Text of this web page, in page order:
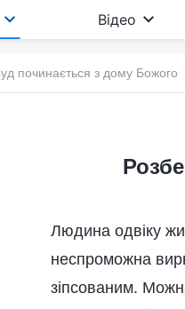
Відео
починається з дому Божого
Людина одвіку
неспроможна
зіпсованим.